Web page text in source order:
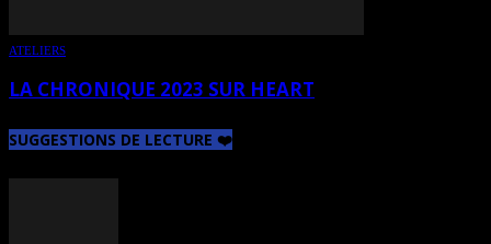
ATELIERS
LA CHRONIQUE 2023 SUR HEART
SUGGESTIONS DE LECTURE ❤️